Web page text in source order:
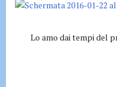
t
Lo amo dai tempi del